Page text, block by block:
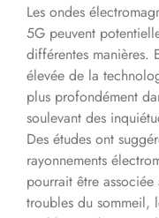
Les ondes
5G peuvent
différentes manières.
élevée de la
plus profondément
soulevant des
Des études ont
rayonnements
pourrait être
troubles du sommeil,